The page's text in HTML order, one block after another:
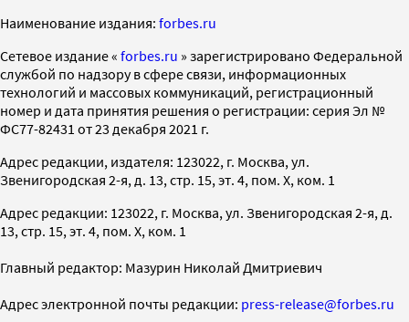
Наименование издания: forbes.ru
Cетевое издание « forbes.ru » зарегистрировано Федеральной
службой по надзору в сфере связи, информационных
технологий и массовых коммуникаций, регистрационный
номер и дата принятия решения о регистрации: серия Эл №
ФС77-82431 от 23 декабря 2021 г.
Адрес редакции, издателя: 123022, г. Москва, ул.
Звенигородская 2-я, д. 13, стр. 15, эт. 4, пом. X, ком. 1
Адрес редакции: 123022, г. Москва, ул. Звенигородская 2-я, д.
13, стр. 15, эт. 4, пом. X, ком. 1
Главный редактор: Мазурин Николай Дмитриевич
Адрес электронной почты редакции: press-release@forbes.ru